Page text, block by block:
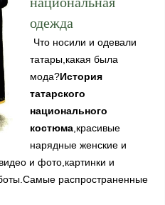
одежда
Что носили и одевали
татары,какая была
мода?История
татарского
национального
костюма,красивые
нарядные женские и
и фото,картинки и
распространенные